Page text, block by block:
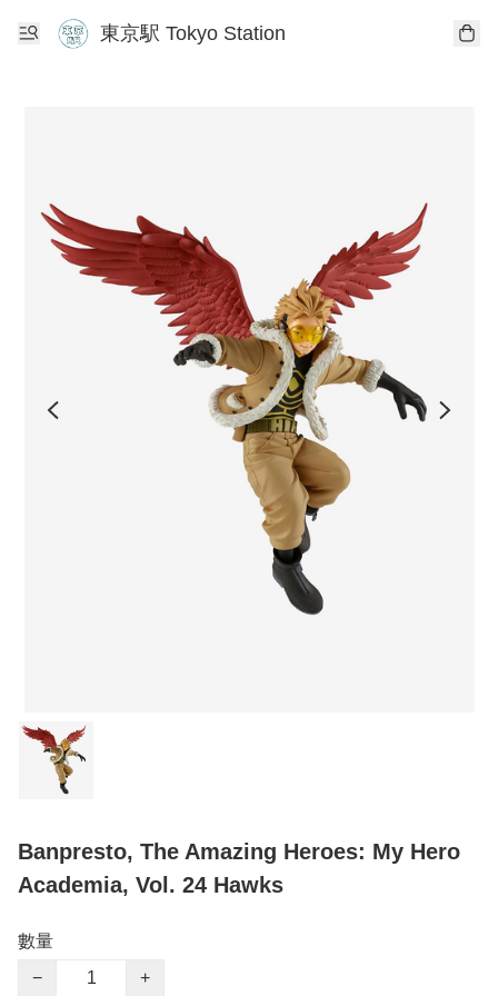
東京駅 Tokyo Station
Banpresto, The Amazing Heroes: My Hero
Academia, Vol. 24 Hawks
數量
−
+